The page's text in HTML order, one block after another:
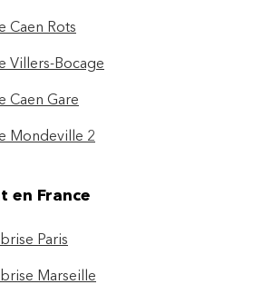
Caen Rots
Villers-Bocage
Caen Gare
Mondeville 2
en France
Paris
Marseille